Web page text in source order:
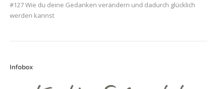
#127 Wie du deine Gedanken verändern und dadurch glücklich
werden kannst
Infobox